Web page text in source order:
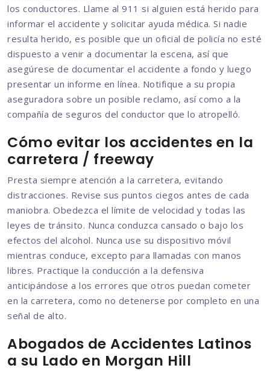
los conductores. Llame al 911 si alguien está herido para
informar el accidente y solicitar ayuda médica. Si nadie
resulta herido, es posible que un oficial de policía no esté
dispuesto a venir a documentar la escena, así que
asegúrese de documentar el accidente a fondo y luego
presentar un informe en línea. Notifique a su propia
aseguradora sobre un posible reclamo, así como a la
compañía de seguros del conductor que lo atropelló.
Cómo evitar los accidentes en la
carretera / freeway
Presta siempre atención a la carretera, evitando
distracciones. Revise sus puntos ciegos antes de cada
maniobra. Obedezca el límite de velocidad y todas las
leyes de tránsito. Nunca conduzca cansado o bajo los
efectos del alcohol. Nunca use su dispositivo móvil
mientras conduce, excepto para llamadas con manos
libres. Practique la conducción a la defensiva
anticipándose a los errores que otros puedan cometer
en la carretera, como no detenerse por completo en una
señal de alto.
Abogados de Accidentes Latinos
a su Lado en Morgan Hill